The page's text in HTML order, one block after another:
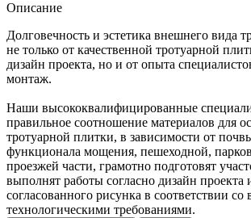
Описание
Долговечность и эстетика внешнего вида
не только от качественной тротуарной
дизайн проекта, но и от опыта
монтаж.
Наши высококвалифицированные
правильное соотношение материалов для
тротуарной плитки, в зависимости от
функционала мощения, пешеходной,
проезжей части, грамотно подготовят
выполнят работы согласно дизайн проекта
согласованного рисунка в соответствии со
технологическими требованиями.